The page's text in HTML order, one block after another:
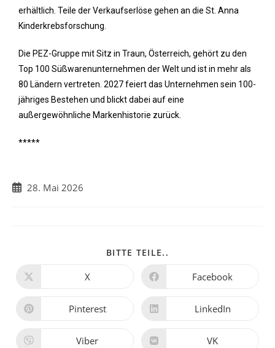
erhältlich. Teile der Verkaufserlöse gehen an die St. Anna
Kinderkrebsforschung.
Die PEZ-Gruppe mit Sitz in Traun, Österreich, gehört zu den
Top 100 Süßwarenunternehmen der Welt und ist in mehr als
80 Ländern vertreten. 2027 feiert das Unternehmen sein 100-
jähriges Bestehen und blickt dabei auf eine
außergewöhnliche Markenhistorie zurück.
*****
28. Mai 2026
BITTE TEILE..
X Facebook
Pinterest LinkedIn
Viber VK